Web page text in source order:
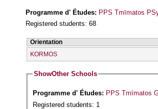
Programme d' Études: PPS Tmīmatos
Registered students: 68
Orientation
KORMOS
ShowOther Schools
Programme d' Études: PPS Tmīmatos
Registered students: 1